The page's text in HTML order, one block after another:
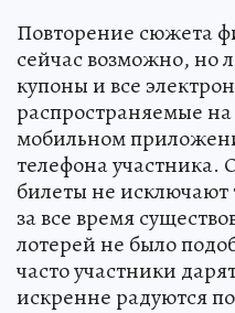
Повторение сюжета
сейчас возможно, но
купоны и все
распространяемые на
мобильном
телефона участника.
билеты не исключают
за все время
лотерей не было
часто участники
искренне радуются